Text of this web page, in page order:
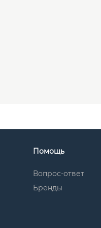
Помощь
Вопрос-ответ
Бренды